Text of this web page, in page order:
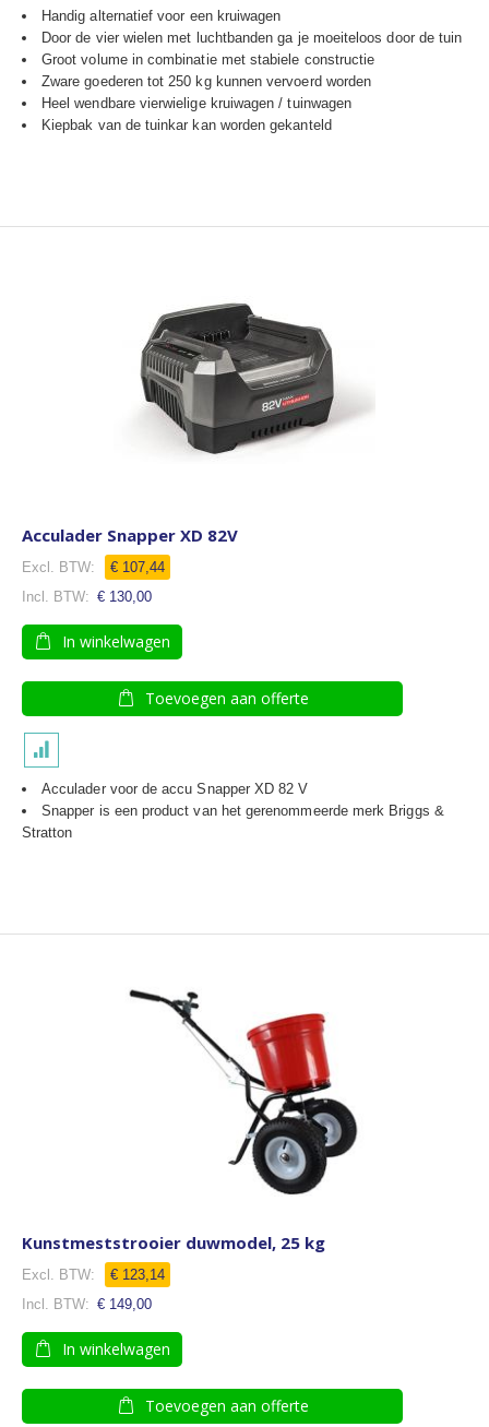
Handig alternatief voor een kruiwagen
Door de vier wielen met luchtbanden ga je moeiteloos door de tuin
Groot volume in combinatie met stabiele constructie
Zware goederen tot 250 kg kunnen vervoerd worden
Heel wendbare vierwielige kruiwagen / tuinwagen
Kiepbak van de tuinkar kan worden gekanteld
Acculader Snapper XD 82V
€ 107,44
€ 130,00
In winkelwagen
Toevoegen aan offerte
Acculader voor de accu Snapper XD 82 V
Snapper is een product van het gerenommeerde merk Briggs &
Stratton
Kunstmeststrooier duwmodel, 25 kg
€ 123,14
€ 149,00
In winkelwagen
Toevoegen aan offerte